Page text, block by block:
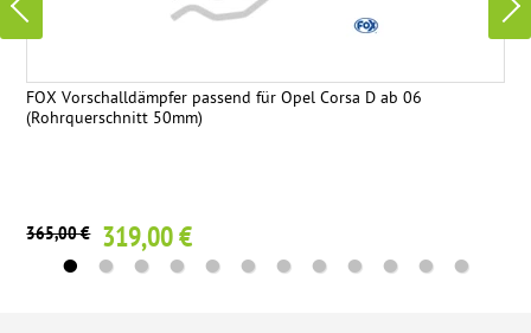
FOX Vorschalldämpfer passend für Opel Corsa D ab 06
(Rohrquerschnitt 50mm)
365,00 € 319,00 €